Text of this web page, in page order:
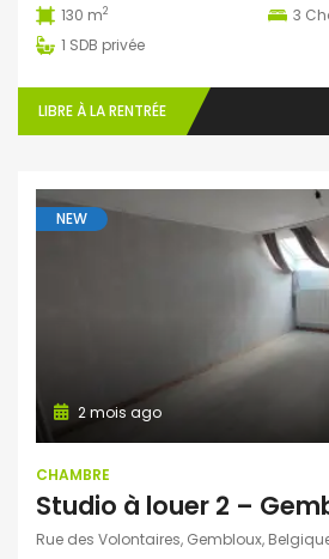
130 m2 3
1 SDB privée
LIBRE À LA RENTRÉE
NEW
2 mois ago
CHAMBRE
Studio à louer 2 –
Rue des Volontaires, Gembloux,